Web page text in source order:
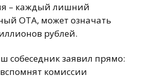
– каждый лишний
OTA, может означать
рублей.
собеседник заявил прямо:
комиссии